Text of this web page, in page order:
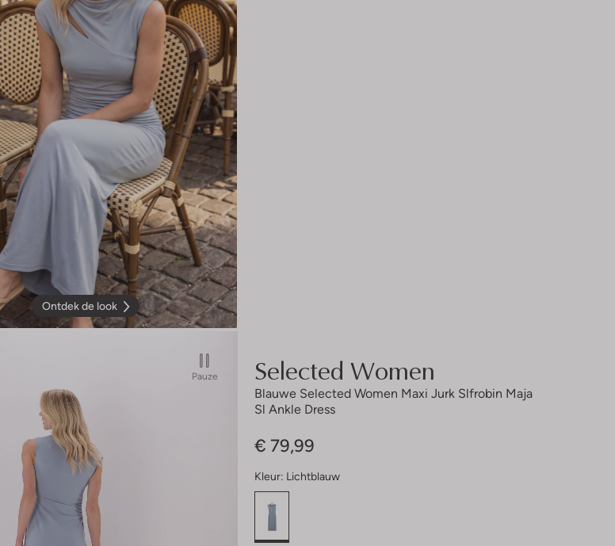
Ontdek de look
Pauze Selected Women
Blauwe Selected Women Maxi Jurk Slfrobin Maja
Sl Ankle Dress
€ 79,99
Kleur: Lichtblauw